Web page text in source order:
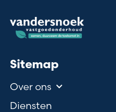
Sitemap
Over ons
Diensten